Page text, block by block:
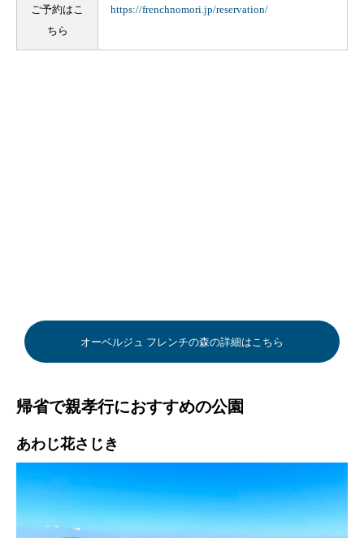
ご予約はこ
ちら
https://frenchnomori.jp/reservation/
オーベルジュ フレンチの森の詳細はこちら
帰省で親孝行におすすめの公園
あわじ花さじき